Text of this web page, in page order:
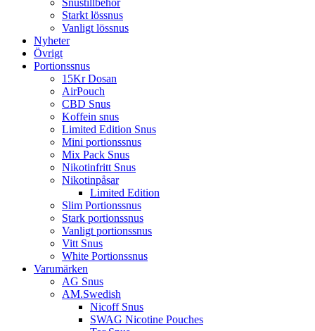
Snustillbehör
Starkt lössnus
Vanligt lössnus
Nyheter
Övrigt
Portionssnus
15Kr Dosan
AirPouch
CBD Snus
Koffein snus
Limited Edition Snus
Mini portionssnus
Mix Pack Snus
Nikotinfritt Snus
Nikotinpåsar
Limited Edition
Slim Portionssnus
Stark portionssnus
Vanligt portionssnus
Vitt Snus
White Portionssnus
Varumärken
AG Snus
AM.Swedish
Nicoff Snus
SWAG Nicotine Pouches